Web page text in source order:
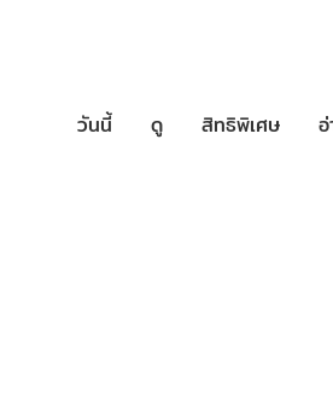
วันนี้ ดู สิทธิพิเศษ